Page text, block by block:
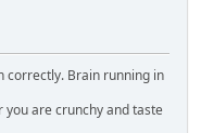
correctly. Brain running in
are crunchy and taste